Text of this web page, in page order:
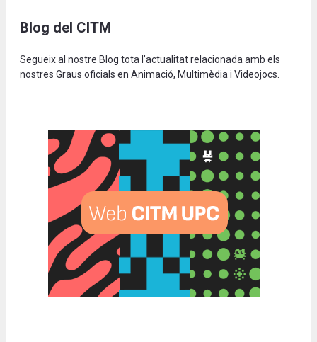
Blog del CITM
Segueix al nostre Blog tota l’actualitat relacionada amb els
nostres Graus oficials en Animació, Multimèdia i Videojocs.